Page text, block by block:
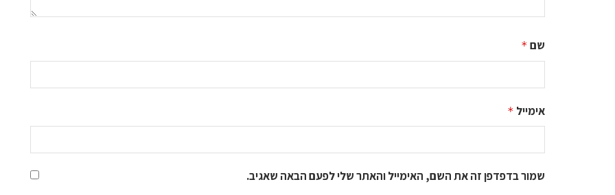
שם *
אימייל *
שמור בדפדפן זה את השם, האימייל והאתר שלי לפעם הבאה שאגיב.